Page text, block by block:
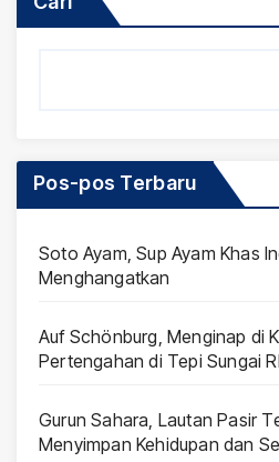
Pos-pos Terbaru
Soto Ayam, Sup Ayam Khas
Menghangatkan
Auf Schönburg, Menginap di
Pertengahan di Tepi Sungai
Gurun Sahara, Lautan Pasir
Menyimpan Kehidupan dan